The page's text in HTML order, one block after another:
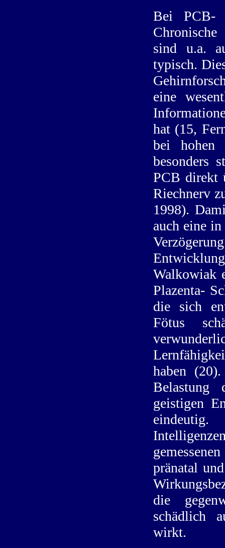
Bei PCB-
sind u.a.
typisch.
eine
hat (15,
bei hohen
besonders
PCB direkt
Riechnerv
1998).
auch eine
Walkowiak
Plazenta-
die sich
Fötus
haben
Belastung
geistigen
pränatal
die
schädlich
wirkt.